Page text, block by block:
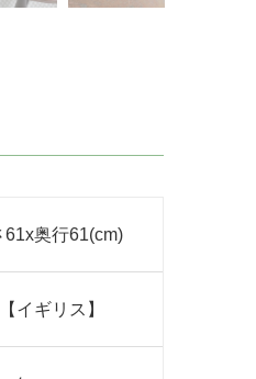
61x奥行61(cm)
イギリス】